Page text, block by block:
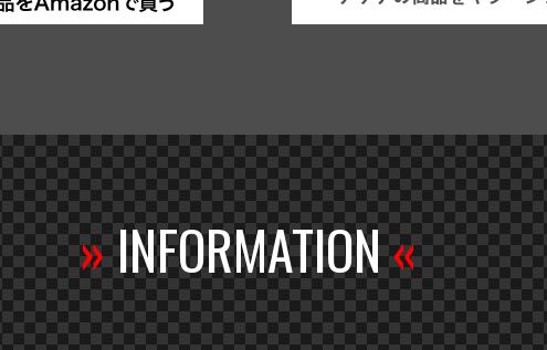
»INFORMATION«